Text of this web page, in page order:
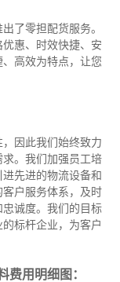
了零担配货服务。
惠、时效快捷、安
高效为特点，让您
因此我们始终致力
。我们加强员工培
先进的物流设备和
户服务体系，及时
诚度。我们的目标
标杆企业，为客户
费用明细图：